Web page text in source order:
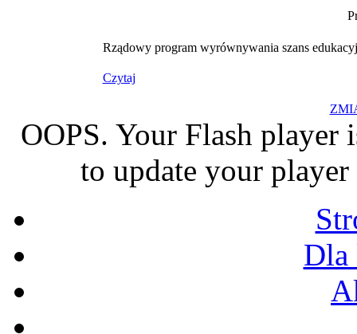
Rządowy program wyrównywania szans
Czytaj
OOPS. Your Flash player
to update your
Dla